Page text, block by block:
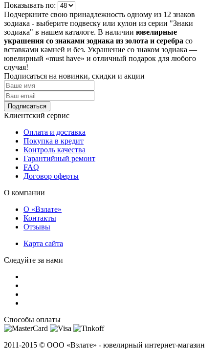
Показывать по:
Подчеркните свою принадлежность одному из 12 знаков
зодиака - выберите подвеску или кулон из серии "Знаки
зодиака" в нашем каталоге. В наличии ювелирные
украшения со знаками зодиака из золота и серебра со
вставками камней и без. Украшение со знаком зодиака —
ювелирный «must have» и отличный подарок для любого
случая!
Подписаться на новинки, скидки и акции
Подписаться
Клиентский сервис
Оплата и доставка
Покупка в кредит
Контроль качества
Гарантийный ремонт
FAQ
Договор оферты
О компании
О «Взлате»
Контакты
Отзывы
Карта сайта
Следуйте за нами
Способы оплаты
2011-2015 © ООО «Взлате» - ювелирный интернет-магазин